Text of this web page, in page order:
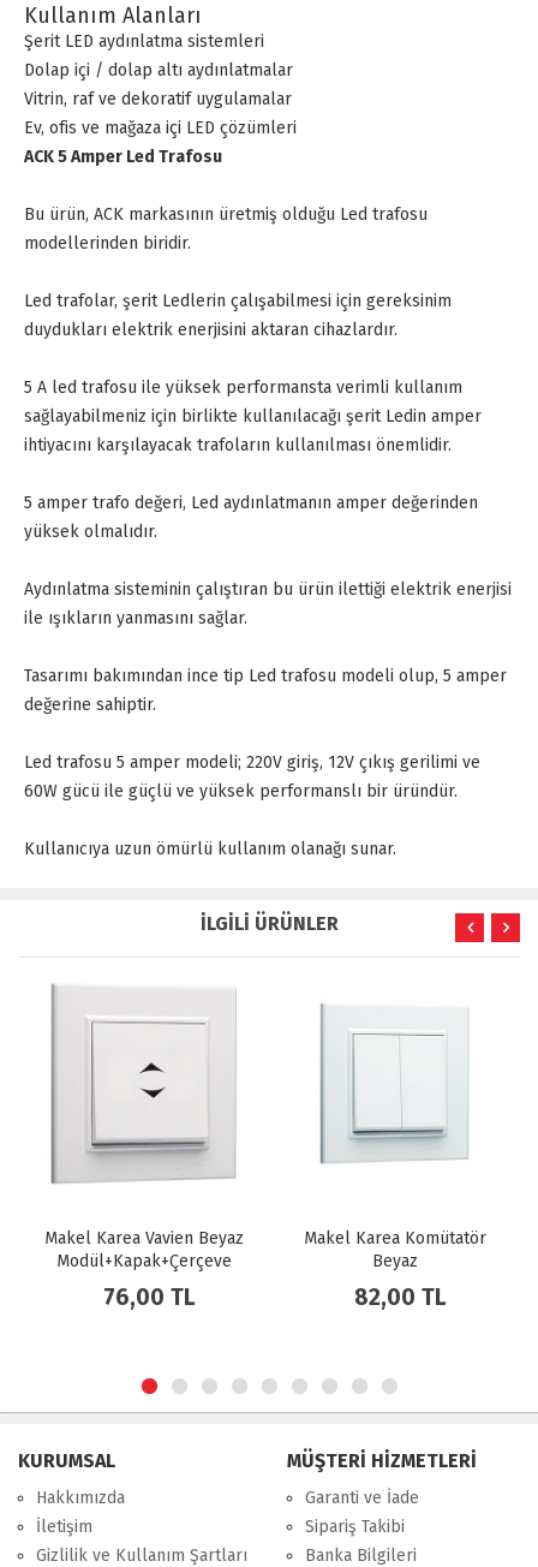
Kullanım Alanları
Şerit LED aydınlatma sistemleri
Dolap içi / dolap altı aydınlatmalar
Vitrin, raf ve dekoratif uygulamalar
Ev, ofis ve mağaza içi LED çözümleri
ACK 5 Amper Led Trafosu
Bu ürün, ACK markasının üretmiş olduğu Led trafosu
modellerinden biridir.
Led trafolar, şerit Ledlerin çalışabilmesi için gereksinim
duydukları elektrik enerjisini aktaran cihazlardır.
5 A led trafosu ile yüksek performansta verimli kullanım
sağlayabilmeniz için birlikte kullanılacağı şerit Ledin amper
ihtiyacını karşılayacak trafoların kullanılması önemlidir.
5 amper trafo değeri, Led aydınlatmanın amper değerinden
yüksek olmalıdır.
Aydınlatma sisteminin çalıştıran bu ürün ilettiği elektrik enerjisi
ile ışıkların yanmasını sağlar.
Tasarımı bakımından ince tip Led trafosu modeli olup, 5 amper
değerine sahiptir.
Led trafosu 5 amper modeli; 220V giriş, 12V çıkış gerilimi ve
60W gücü ile güçlü ve yüksek performanslı bir üründür.
Kullanıcıya uzun ömürlü kullanım olanağı sunar.
İLGİLİ ÜRÜNLER
Makel Karea Vavien Beyaz
Modül+Kapak+Çerçeve
76,00 TL
Makel Karea Komütatör
Beyaz
Modül+Kapak+Çerçeve
82,00 TL
KURUMSAL
Hakkımızda
İletişim
Gizlilik ve Kullanım Şartları
MÜŞTERİ HİZMETLERİ
Garanti ve İade
Sipariş Takibi
Banka Bilgileri